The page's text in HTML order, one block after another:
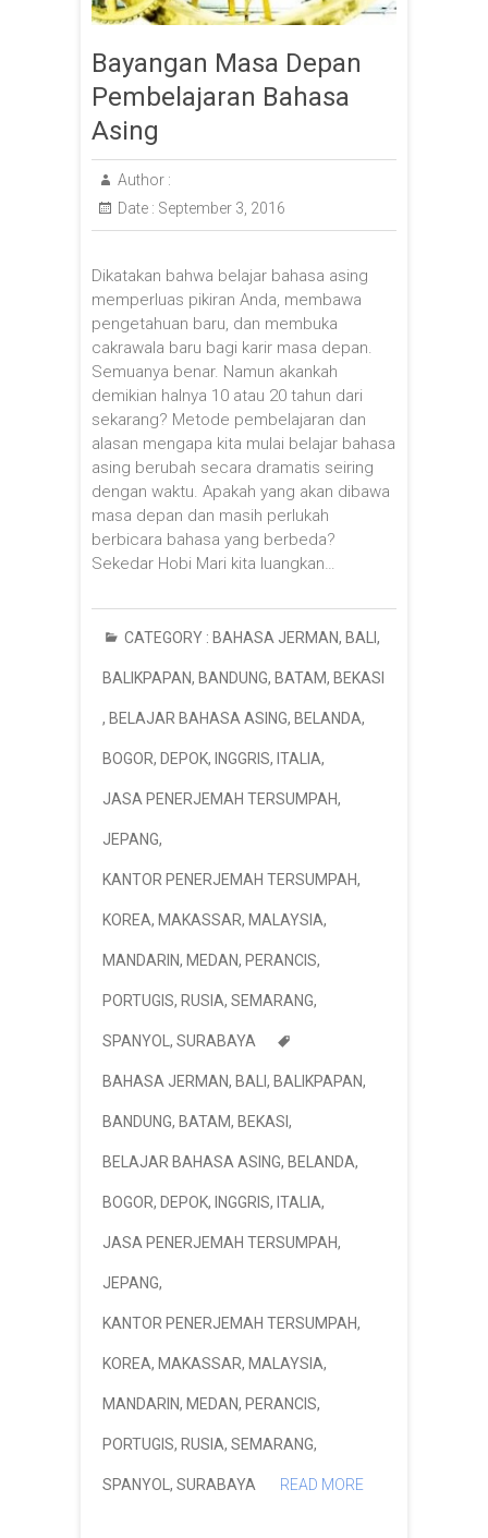
Bayangan Masa Depan
Pembelajaran Bahasa
Asing
Author :
Date : September 3, 2016
Dikatakan bahwa belajar bahasa asing
memperluas pikiran Anda, membawa
pengetahuan baru, dan membuka
cakrawala baru bagi karir masa depan.
Semuanya benar. Namun akankah
demikian halnya 10 atau 20 tahun dari
sekarang? Metode pembelajaran dan
alasan mengapa kita mulai belajar bahasa
asing berubah secara dramatis seiring
dengan waktu. Apakah yang akan dibawa
masa depan dan masih perlukah
berbicara bahasa yang berbeda?
Sekedar Hobi Mari kita luangkan…
CATEGORY : BAHASA JERMAN, BALI,
BALIKPAPAN, BANDUNG, BATAM, BEKASI
, BELAJAR BAHASA ASING, BELANDA,
BOGOR, DEPOK, INGGRIS, ITALIA,
JASA PENERJEMAH TERSUMPAH,
JEPANG,
KANTOR PENERJEMAH TERSUMPAH,
KOREA, MAKASSAR, MALAYSIA,
MANDARIN, MEDAN, PERANCIS,
PORTUGIS, RUSIA, SEMARANG,
SPANYOL, SURABAYA
BAHASA JERMAN, BALI, BALIKPAPAN,
BANDUNG, BATAM, BEKASI ,
BELAJAR BAHASA ASING, BELANDA,
BOGOR, DEPOK, INGGRIS, ITALIA,
JASA PENERJEMAH TERSUMPAH,
JEPANG,
KANTOR PENERJEMAH TERSUMPAH,
KOREA, MAKASSAR, MALAYSIA,
MANDARIN, MEDAN, PERANCIS,
PORTUGIS, RUSIA, SEMARANG,
SPANYOL, SURABAYA READ MORE